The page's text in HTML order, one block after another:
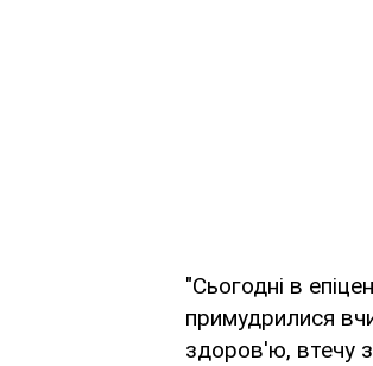
"Сьогодні в
примудрилися
здоров'ю, втечу з